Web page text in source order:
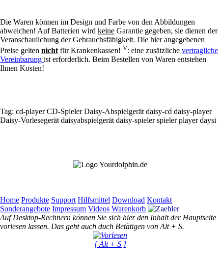
Die Waren können im Design und Farbe von den Abbildungen
abweichen! Auf Batterien wird keine Garantie gegeben, sie dienen der
Veranschaulichung der Gebrauchsfähigkeit. Die hier angegebenen
Preise gelten nicht für Krankenkassen! V: eine zusätzliche vertragliche
Vereinbarung ist erforderlich. Beim Bestellen von Waren entstehen
Ihnen Kosten!
Tag: cd-playerCD-SpielerDaisy-Abspielgerät daisy-cd daisy-player
Daisy-Vorlesegerät daisyabspielgerät daisy-spielerspielerplayerdaysi
Home Produkte Support Hilfsmittel Download Kontakt
Sonderangebote Impressum Videos Warenkorb
Auf Desktop-Rechnern können Sie sich hier den Inhalt der Hauptseite
vorlesen lassen. Das geht auch duch Betätigen von Alt + S.
[ Alt + S ]